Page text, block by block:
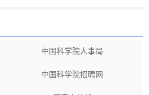
中国科学院人事局
中国科学院招聘网